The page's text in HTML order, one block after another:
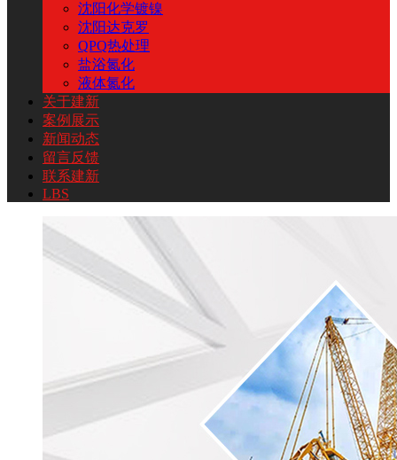
沈阳化学镀镍
沈阳达克罗
QPQ热处理
盐浴氮化
液体氮化
关于建新
案例展示
新闻动态
留言反馈
联系建新
LBS